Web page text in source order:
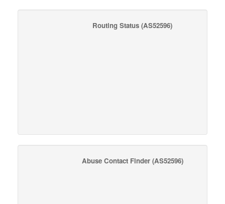
Routing Status (AS52596)
Abuse Contact Finder(AS52596)